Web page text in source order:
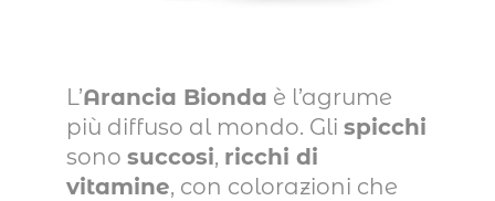
L’Arancia Bionda è l’agrume
più diffuso al mondo. Gli spicchi
sono succosi, ricchi di
vitamine, con colorazioni che